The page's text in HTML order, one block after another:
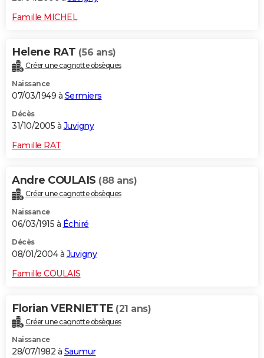
Famille MICHEL
Helene RAT (56 ans)
Créer une cagnotte obsèques
Naissance
07/03/1949 à Sermiers
Décès
31/10/2005 à Juvigny
Famille RAT
Andre COULAIS (88 ans)
Créer une cagnotte obsèques
Naissance
06/03/1915 à Échiré
Décès
08/01/2004 à Juvigny
Famille COULAIS
Florian VERNIETTE (21 ans)
Créer une cagnotte obsèques
Naissance
28/07/1982 à Saumur